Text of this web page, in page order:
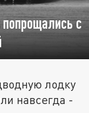
с
лодку
навсегда -